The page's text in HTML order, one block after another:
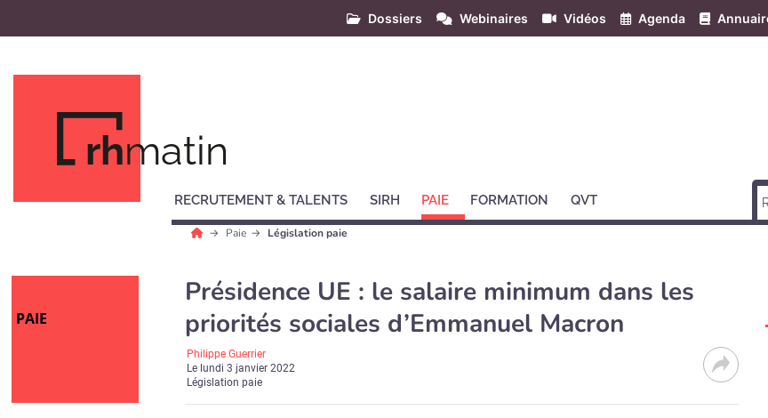
Dossiers Webinaires Vidéos Agenda
rhmatin
RECRUTEMENT & TALENTS SIRH PAIE FORMATION QVT
Paie Législation paie
PAIE
Présidence UE : le salaire minimum dans les
priorités sociales d’Emmanuel Macron
Philippe Guerrier
Le lundi 3 janvier 2022
Législation paie